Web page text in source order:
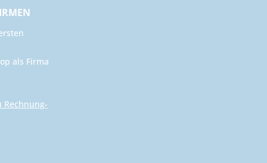
als Firma
Rechnung-